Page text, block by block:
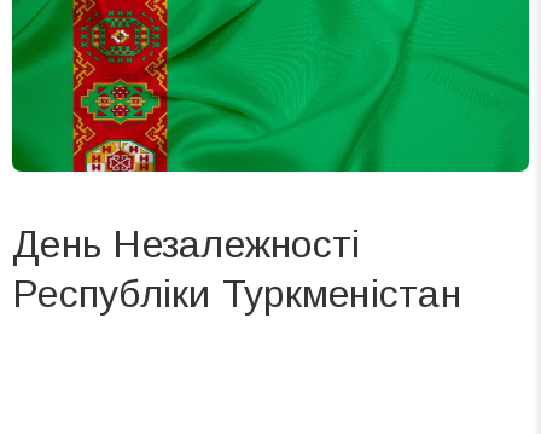
День Незалежності
Республіки Туркменістан